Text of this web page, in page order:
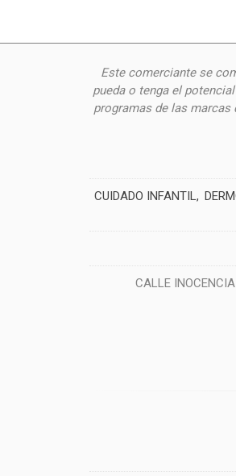
Este comerciante se
pueda o tenga el
programas de las
CUIDADO INFANTIL
CALLE